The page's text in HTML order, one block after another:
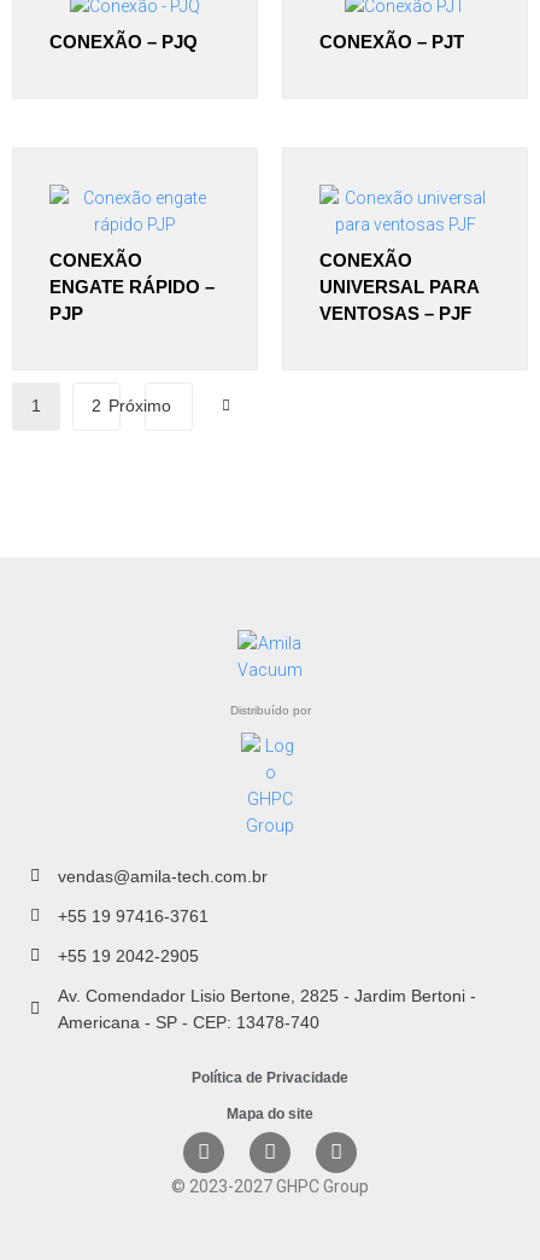
CONEXÃO – PJQ CONEXÃO – PJT
CONEXÃO
ENGATE RÁPIDO –
PJP
CONEXÃO
UNIVERSAL PARA
VENTOSAS – PJF
1 2 Próximo
Distribuído por
vendas@amila-tech.com.br
+55 19 97416-3761
+55 19 2042-2905
Av. Comendador Lisio Bertone, 2825 - Jardim Bertoni -
Americana - SP - CEP: 13478-740
Política de Privacidade
Mapa do site
© 2023-2027 GHPC Group